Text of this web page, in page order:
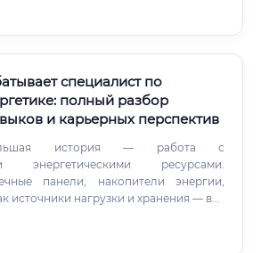
специалист по
полный разбор
и карьерных перспектив
история — работа с
энергетическими ресурсами.
панели, накопители энергии,
источники нагрузки и хранения — всё